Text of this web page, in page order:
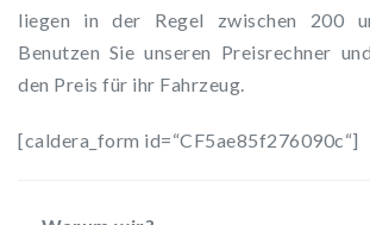
liegen in der Regel zwischen 200
Benutzen Sie unseren Preisrechner
den Preis für ihr Fahrzeug.
[caldera_form id=“CF5ae85f276090c“]